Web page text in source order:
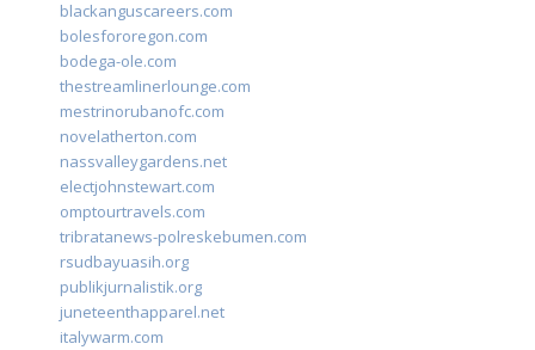
blackanguscareers.com
bolesfororegon.com
bodega-ole.com
thestreamlinerlounge.com
mestrinorubanofc.com
novelatherton.com
nassvalleygardens.net
electjohnstewart.com
omptourtravels.com
tribratanews-polreskebumen.com
rsudbayuasih.org
publikjurnalistik.org
juneteenthapparel.net
italywarm.com